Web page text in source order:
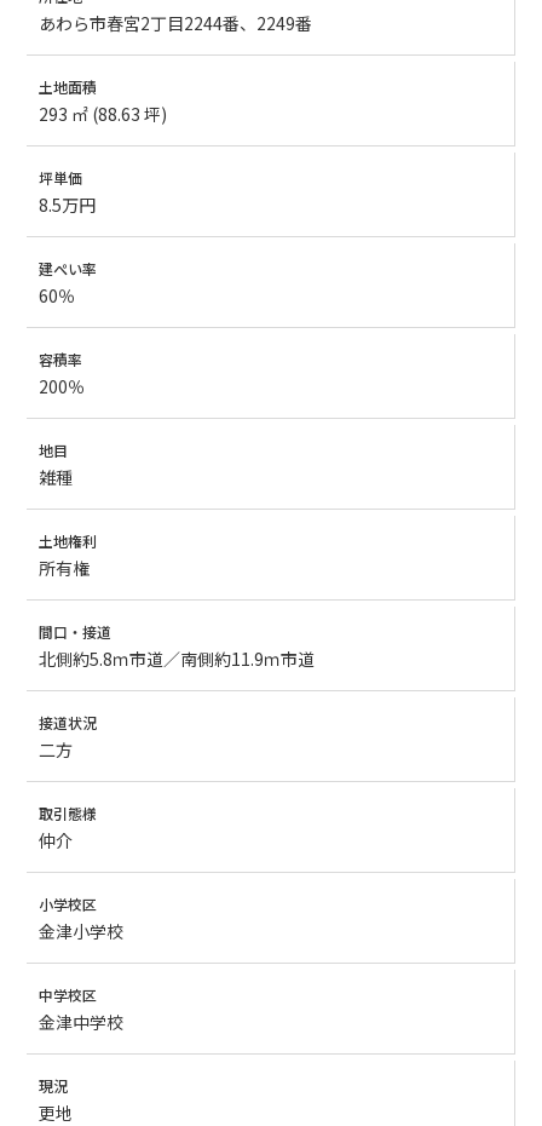
あわら市春宮2丁目2244番、2249番
土地面積
293 ㎡ (88.63 坪)
坪単価
8.5万円
建ぺい率
60％
容積率
200％
地目
雑種
土地権利
所有権
間口・接道
北側約5.8ｍ市道／南側約11.9ｍ市道
接道状況
二方
取引態様
仲介
小学校区
金津小学校
中学校区
金津中学校
現況
更地